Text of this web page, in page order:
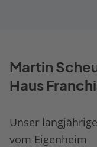
Martin
Haus
Unser
vom Eigenheim